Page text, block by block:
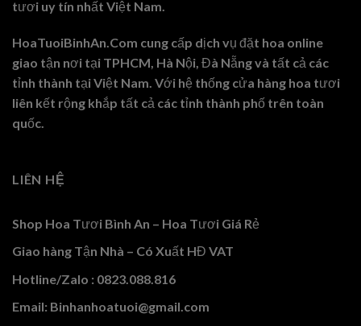
tươi uy tín nhất Việt Nam.
HoaTuoiBinhAn.Com cung cấp dịch vụ đặt hoa online
giao tận nơi tại TPHCM, Hà Nội, Đà Nẵng và tất cả các
tỉnh thành tại Việt Nam. Với hệ thống cửa hàng hoa tươi
liên kết rộng khắp tất cả các tỉnh thành phố trên toàn
quốc.
LIÊN HỆ
Shop Hoa Tươi Bình An – Hoa Tươi Giá Rẻ
Giao hàng Tận Nhà – Có Xuất HĐ VAT
Hotline/Zalo : 0823.088.816
Email: Binhanhoatuoi@gmail.com